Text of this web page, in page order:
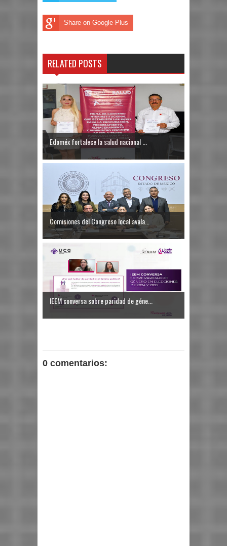
Share on Google Plus
RELATED POSTS
Edoméx fortalece la salud nacional ...
Comisiones del Congreso local avala...
IEEM conversa sobre paridad de géne...
0 comentarios: